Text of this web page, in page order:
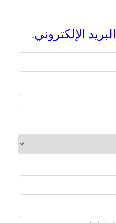
البريد الإلكتروني.